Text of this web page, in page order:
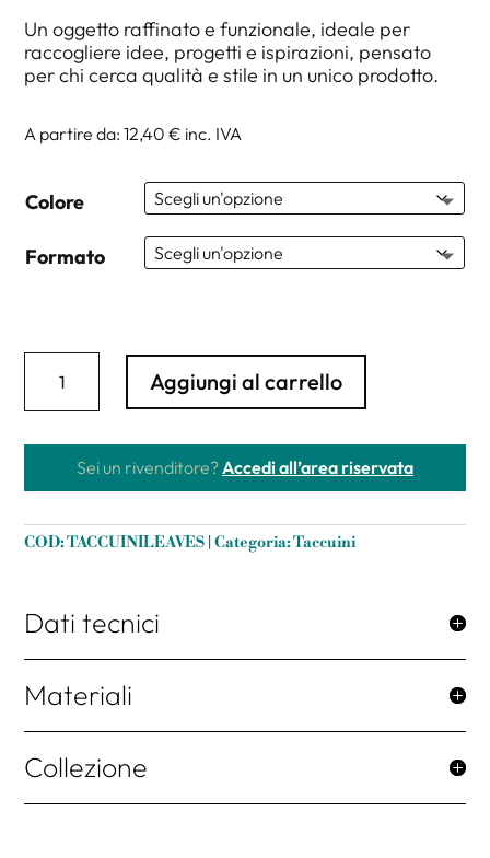
Un oggetto raffinato e funzionale, ideale per
raccogliere idee, progetti e ispirazioni, pensato
per chi cerca qualità e stile in un unico prodotto.
A partire da: 12,40 € inc. IVA
Colore
Formato
"Leaves"
copertina
Ricuoio®
superflat
quantità
Aggiungi al carrello
Sei un rivenditore?Accedi all’area riservata
COD:TACCUINILEAVES Categoria:Taccuini
Dati tecnici
Materiali
Collezione